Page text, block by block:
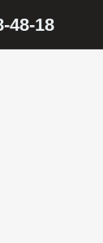
48-18